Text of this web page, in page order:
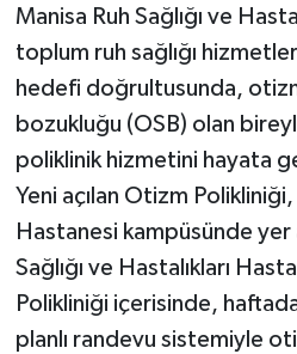
Manisa Ruh Sağlığı ve
toplum ruh sağlığı
hedefi doğrultusunda,
bozukluğu (OSB) olan
poliklinik hizmetini hayata
Yeni açılan Otizm
Hastanesi kampüsünde yer
Sağlığı ve Hastalıkları
Polikliniği içerisinde,
planlı randevu sistemiyle